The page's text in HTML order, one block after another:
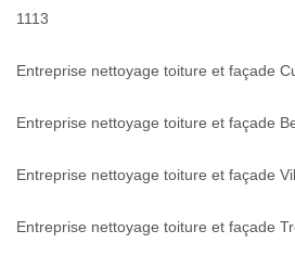
1113
Entreprise nettoyage toiture et façade
Entreprise nettoyage toiture et façade
Entreprise nettoyage toiture et façade
Entreprise nettoyage toiture et façade